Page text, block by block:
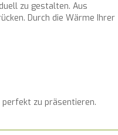
zu gestalten. Aus
Durch die Wärme Ihrer
zu präsentieren.